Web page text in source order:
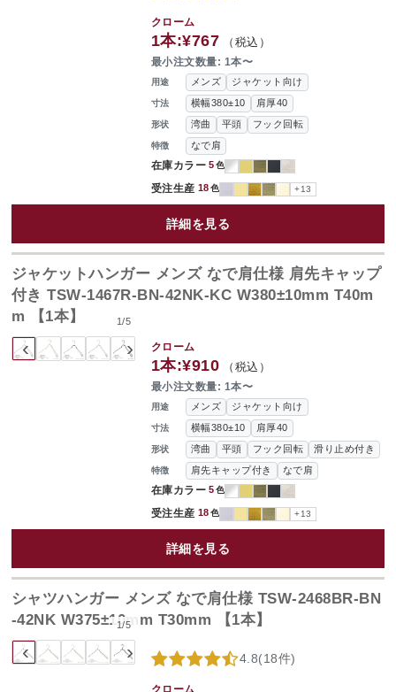
用途 メンズ ジャケット向け
寸法 横幅380±10 肩厚40
形状 湾曲 平頭 フック回転
特徴 なで肩
在庫カラー 5色
受注生産 18色 +13
クローム
1本:¥767 （税込）
最小注文数量: 1本〜
詳細を見る
‹ ›
1/5
ジャケットハンガー メンズ なで肩仕様 肩先キャップ
付き TSW-1467R-BN-42NK-KC W380±10mm T40m
m 【1本】
用途 メンズ ジャケット向け
寸法 横幅380±10 肩厚40
形状 湾曲 平頭 フック回転 滑り止め付き
特徴 肩先キャップ付き なで肩
在庫カラー 5色
受注生産 18色 +13
クローム
1本:¥910 （税込）
最小注文数量: 1本〜
詳細を見る
‹ ›
1/5
シャツハンガー メンズ なで肩仕様 TSW-2468BR-BN
-42NK W375±10mm T30mm 【1本】
4.8(18件)
クローム